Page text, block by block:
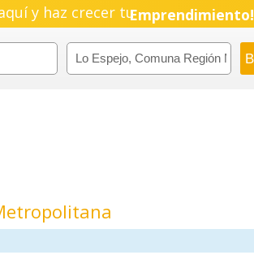
y haz crecer tuEmprendimiento!